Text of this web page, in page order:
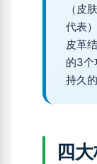
（皮
代表
皮革
的3个
持久
四